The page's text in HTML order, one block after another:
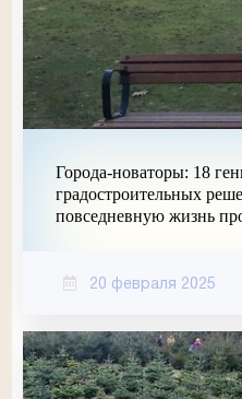
Города-новаторы: 18
градостроительных
повседневную жизнь
20 февраля 2025